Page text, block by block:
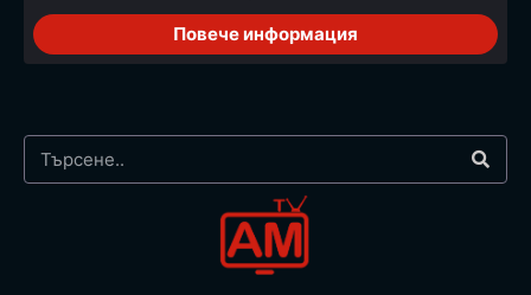
Повече информация